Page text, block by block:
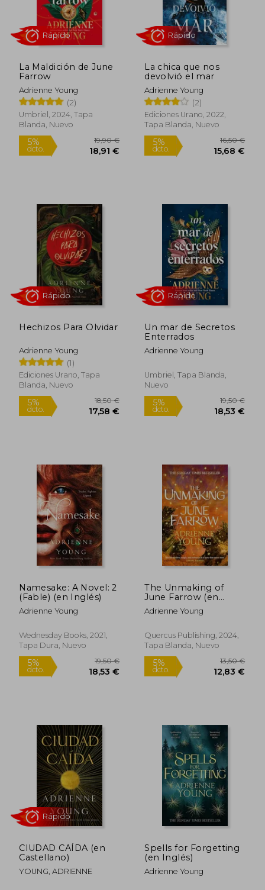
La Maldición de June
Farrow
Adrienne Young
(2)
Umbriel, 2024, Tapa
Blanda, Nuevo
5%
dcto. 18,91 €
La chica que nos
devolvió el mar
Adrienne Young
(2)
Ediciones Urano, 2022,
Tapa Blanda, Nuevo
5%
dcto.
Rápido
Hechizos Para Olvidar
Adrienne Young
(1)
Ediciones Urano, Tapa
Blanda, Nuevo
5%
dcto. 17,58 €
Un mar de Secretos
Enterrados
Adrienne Young
Umbriel, Tapa Blanda,
Nuevo
5%
dcto.
Namesake: A Novel: 2
(Fable) (en Inglés)
Adrienne Young
Wednesday Books, 2021,
Tapa Dura, Nuevo
5%
The Unmaking of
June Farrow (en
Inglés)
Adrienne Young
Quercus Publishing, 2024,
Tapa Blanda, Nuevo
5%
CIUDAD CAÍDA (en
Castellano)
YOUNG, ADRIENNE
Spells for Forgetting
(en Inglés)
Adrienne Young